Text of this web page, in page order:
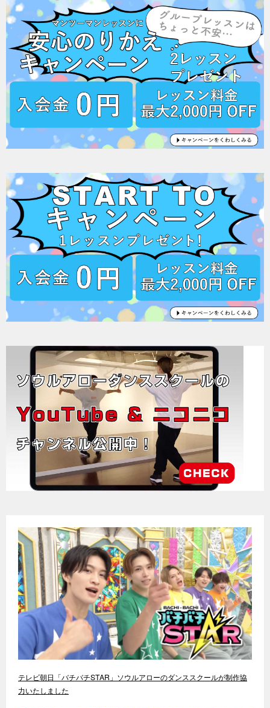
テレビ朝日「バチバチSTAR」ソウルアローのダンススクールが制作協
力いたしました